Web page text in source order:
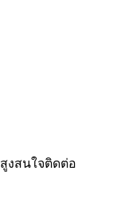
งสนใจติดต่อ